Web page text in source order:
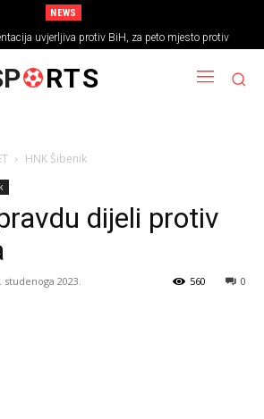
NEWS
uvjerljiva protiv BiH, za peto mjesto protiv
Rumunjske
RTS
HNK Šibenik
dijeli protiv
studenoga 2023. 0
560